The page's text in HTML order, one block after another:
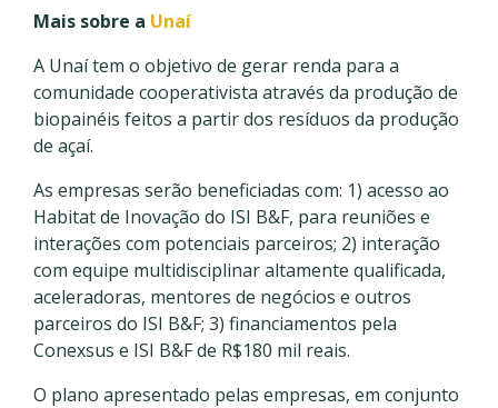
Mais sobre a Unaí
A Unaí tem o objetivo de gerar renda para a
comunidade cooperativista através da produção de
biopainéis feitos a partir dos resíduos da produção
de açaí.
As empresas serão beneficiadas com: 1) acesso ao
Habitat de Inovação do ISI B&F, para reuniões e
interações com potenciais parceiros; 2) interação
com equipe multidisciplinar altamente qualificada,
aceleradoras, mentores de negócios e outros
parceiros do ISI B&F; 3) financiamentos pela
Conexsus e ISI B&F de R$180 mil reais.
O plano apresentado pelas empresas, em conjunto